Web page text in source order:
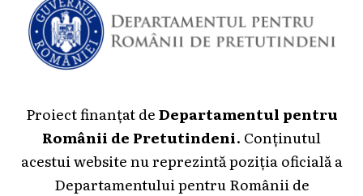
Proiect finanțat deDepartamentul pentru
Românii de Pretutindeni. Conținutul
acestui website nu reprezintă poziția oficială a
Departamentului pentru Românii de